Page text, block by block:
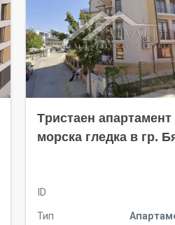
Tристаен апартамент
морска гледка в гр.
ID
Тип